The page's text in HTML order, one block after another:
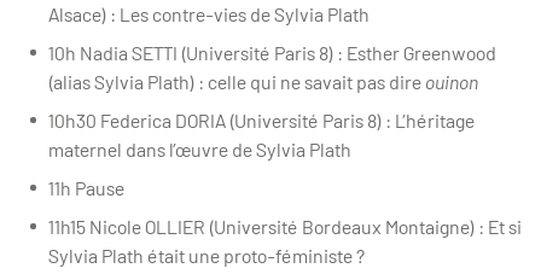
Alsace) : Les contre-vies de Sylvia Plath
10h Nadia SETTI (Université Paris 8) : Esther Greenwood
(alias Sylvia Plath) : celle qui ne savait pas dire ouinon
10h30 Federica DORIA (Université Paris 8) : L’héritage
maternel dans l’œuvre de Sylvia Plath
11h Pause
11h15 Nicole OLLIER (Université Bordeaux Montaigne) : Et si
Sylvia Plath était une proto-féministe ?